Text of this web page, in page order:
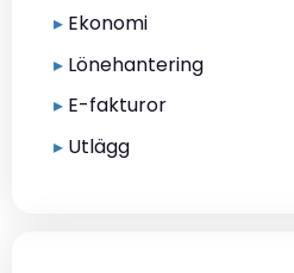
▸ Ekonomi
▸ Lönehantering
▸ E-fakturor
▸ Utlägg